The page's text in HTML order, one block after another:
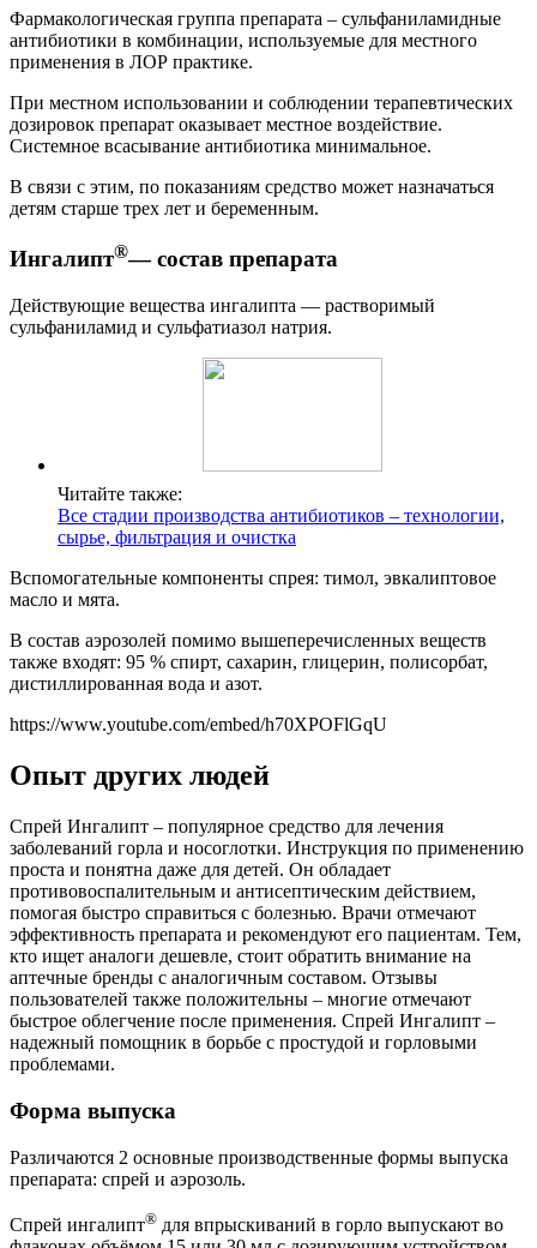
Фармакологическая группа препарата – сульфаниламидные
антибиотики в комбинации, используемые для местного
применения в ЛОР практике.
При местном использовании и соблюдении терапевтических
дозировок препарат оказывает местное воздействие.
Системное всасывание антибиотика минимальное.
В связи с этим, по показаниям средство может назначаться
детям старше трех лет и беременным.
Ингалипт®— состав препарата
Действующие вещества ингалипта — растворимый
сульфаниламид и сульфатиазол натрия.
Читайте также:
Все стадии производства антибиотиков – технологии,
сырье, фильтрация и очистка
Вспомогательные компоненты спрея: тимол, эвкалиптовое
масло и мята.
В состав аэрозолей помимо вышеперечисленных веществ
также входят: 95 % спирт, сахарин, глицерин, полисорбат,
дистиллированная вода и азот.
https://www.youtube.com/embed/h70XPOFlGqU
Опыт других людей
Спрей Ингалипт – популярное средство для лечения
заболеваний горла и носоглотки. Инструкция по применению
проста и понятна даже для детей. Он обладает
противовоспалительным и антисептическим действием,
помогая быстро справиться с болезнью. Врачи отмечают
эффективность препарата и рекомендуют его пациентам. Тем,
кто ищет аналоги дешевле, стоит обратить внимание на
аптечные бренды с аналогичным составом. Отзывы
пользователей также положительны – многие отмечают
быстрое облегчение после применения. Спрей Ингалипт –
надежный помощник в борьбе с простудой и горловыми
проблемами.
Форма выпуска
Различаются 2 основные производственные формы выпуска
препарата: спрей и аэрозоль.
Спрей ингалипт® для впрыскиваний в горло выпускают во